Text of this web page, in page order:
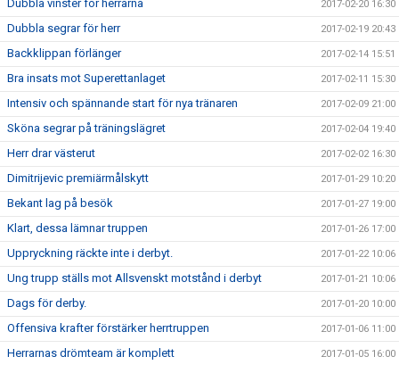
Dubbla vinster för herrarna 2017-02-20 16:30
Dubbla segrar för herr 2017-02-19 20:43
Backklippan förlänger 2017-02-14 15:51
Bra insats mot Superettanlaget 2017-02-11 15:30
Intensiv och spännande start för nya tränaren 2017-02-09 21:00
Sköna segrar på träningslägret 2017-02-04 19:40
Herr drar västerut 2017-02-02 16:30
Dimitrijevic premiärmålskytt 2017-01-29 10:20
Bekant lag på besök 2017-01-27 19:00
Klart, dessa lämnar truppen 2017-01-26 17:00
Uppryckning räckte inte i derbyt. 2017-01-22 10:06
Ung trupp ställs mot Allsvenskt motstånd i derbyt 2017-01-21 10:06
Dags för derby. 2017-01-20 10:00
Offensiva krafter förstärker herrtruppen 2017-01-06 11:00
Herrarnas drömteam är komplett 2017-01-05 16:00